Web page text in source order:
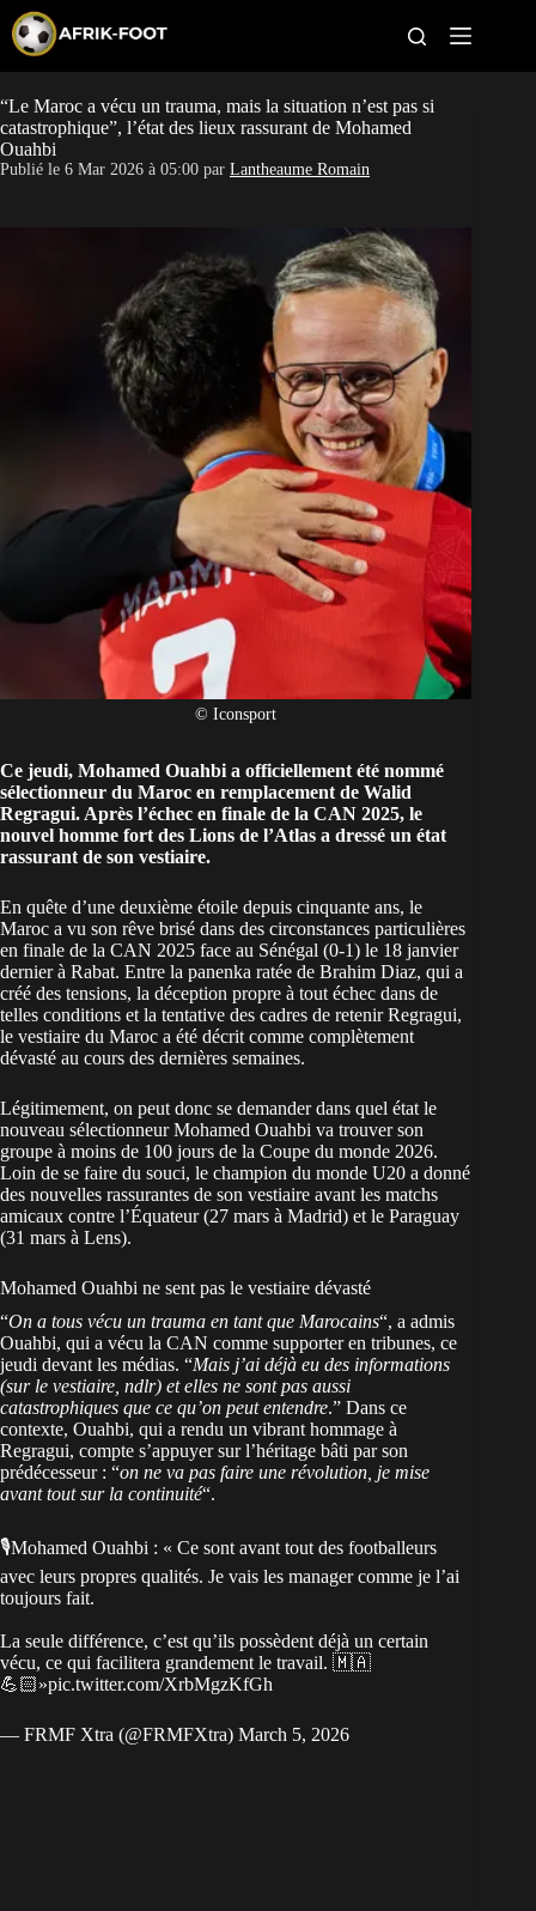
p
t
c
o
n
CAN féminine
CAN 2027
Clubs
Classement
Paris sportifs
“Le Maroc a vécu un trauma, mais la situation n’est pas si
catastrophique”, l’état des lieux rassurant de Mohamed
Ouahbi
Publié le 6 Mar 2026 à 05:00 par Lantheaume Romain
© Iconsport
Ce jeudi, Mohamed Ouahbi a officiellement été nommé
sélectionneur du Maroc en remplacement de Walid
Regragui. Après l’échec en finale de la CAN 2025, le
nouvel homme fort des Lions de l’Atlas a dressé un état
rassurant de son vestiaire.
En quête d’une deuxième étoile depuis cinquante ans, le
Maroc a vu son rêve brisé dans des circonstances particulières
en finale de la CAN 2025 face au Sénégal (0-1) le 18 janvier
dernier à Rabat. Entre la panenka ratée de Brahim Diaz, qui a
créé des tensions, la déception propre à tout échec dans de
telles conditions et la tentative des cadres de retenir Regragui,
le vestiaire du Maroc a été décrit comme complètement
dévasté au cours des dernières semaines.
Légitimement, on peut donc se demander dans quel état le
nouveau sélectionneur Mohamed Ouahbi va trouver son
groupe à moins de 100 jours de la Coupe du monde 2026.
Loin de se faire du souci, le champion du monde U20 a donné
des nouvelles rassurantes de son vestiaire avant les matchs
amicaux contre l’Équateur (27 mars à Madrid) et le Paraguay
(31 mars à Lens).
Mohamed Ouahbi ne sent pas le vestiaire dévasté
“On a tous vécu un trauma en tant que Marocains“, a admis
Ouahbi, qui a vécu la CAN comme supporter en tribunes, ce
jeudi devant les médias. “Mais j’ai déjà eu des informations
(sur le vestiaire, ndlr) et elles ne sont pas aussi
catastrophiques que ce qu’on peut entendre.” Dans ce
contexte, Ouahbi, qui a rendu un vibrant hommage à
Regragui, compte s’appuyer sur l’héritage bâti par son
prédécesseur : “on ne va pas faire une révolution, je mise
avant tout sur la continuité“.
🎙️Mohamed Ouahbi : « Ce sont avant tout des footballeurs
avec leurs propres qualités. Je vais les manager comme je l’ai
toujours fait.
La seule différence, c’est qu’ils possèdent déjà un certain
vécu, ce qui facilitera grandement le travail. 🇲🇦
💪🏻»pic.twitter.com/XrbMgzKfGh
— FRMF Xtra (@FRMFXtra) March 5, 2026